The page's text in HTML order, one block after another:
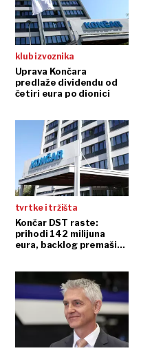
klub izvoznika
Uprava Končara
predlaže dividendu od
četiri eura po dionici
tvrtke i tržišta
Končar DST raste:
prihodi 142 milijuna
eura, backlog premašio